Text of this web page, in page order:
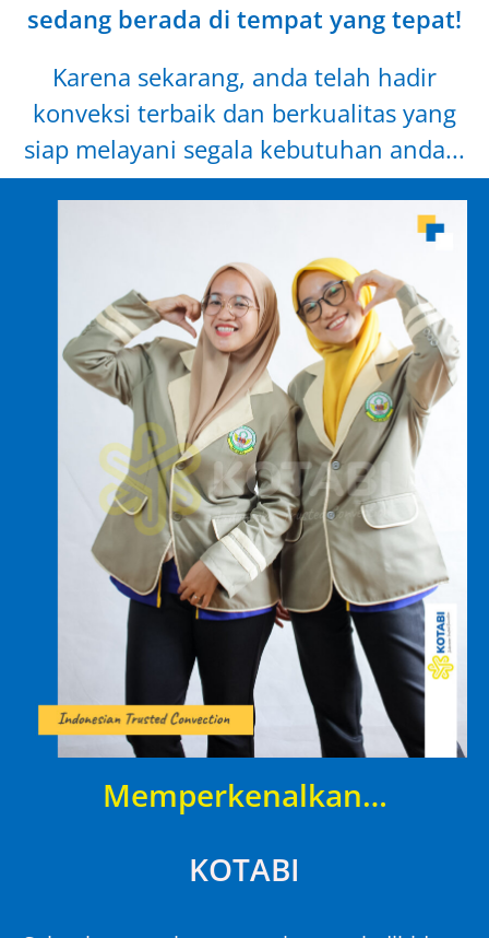
sedang berada di tempat yang tepat!
Karena sekarang, anda telah hadir
konveksi terbaik dan berkualitas yang
siap melayani segala kebutuhan anda...
Memperkenalkan…
KOTABI